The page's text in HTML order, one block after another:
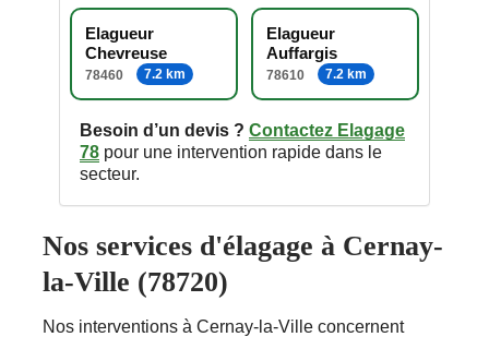
Elagueur
Chevreuse
78460 7.2 km
Elagueur
Auffargis
78610 7.2 km
Besoin d’un devis ? Contactez Elagage
78 pour une intervention rapide dans le
secteur.
Nos services d'élagage à Cernay-
la-Ville (78720)
Nos interventions à Cernay-la-Ville concernent